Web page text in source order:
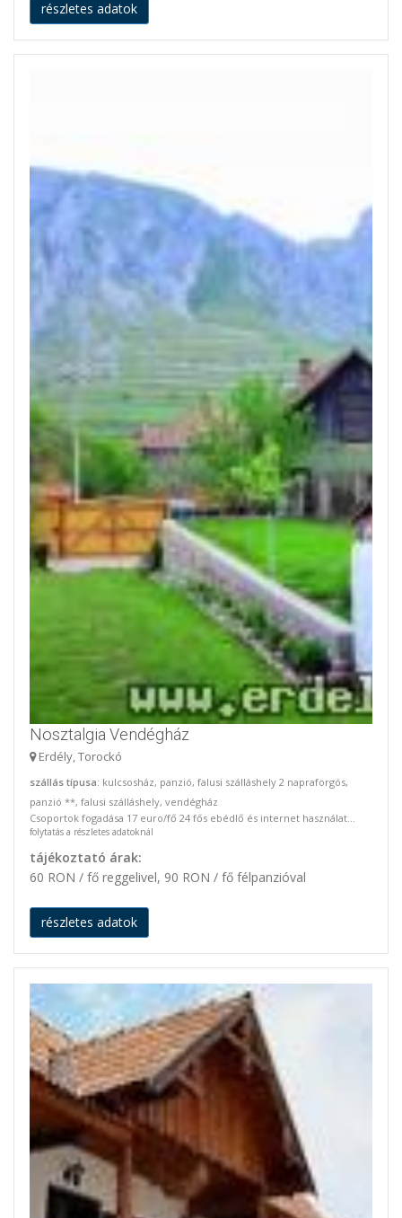
részletes adatok
Nosztalgia Vendégház
Erdély, Torockó
szállás típusa: kulcsosház, panzió, falusi szálláshely 2 napraforgós,
panzió **, falusi szálláshely, vendégház
Csoportok fogadása 17 euro/fő 24 fős ebédlő és internet használat...
folytatás a részletes adatoknál
tájékoztató árak:
60 RON / fő reggelivel, 90 RON / fő félpanzióval
részletes adatok